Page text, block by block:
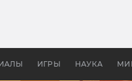
ИГРЫ НАУКА
апокалипсис,